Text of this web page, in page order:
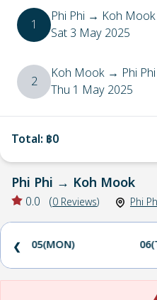
1 Phi Phi → Koh Mook
Sat 3 May 2025
2 Koh Mook → Phi Phi
Thu 1 May 2025
Total: ฿0
Phi Phi → Koh Mook
0.0 (0 Reviews) Phi
05(MON)
❮